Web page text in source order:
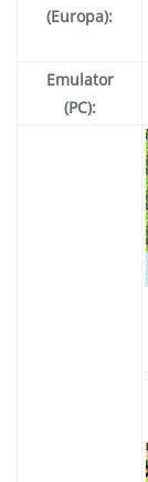
(Europa):
Emulator
(PC):